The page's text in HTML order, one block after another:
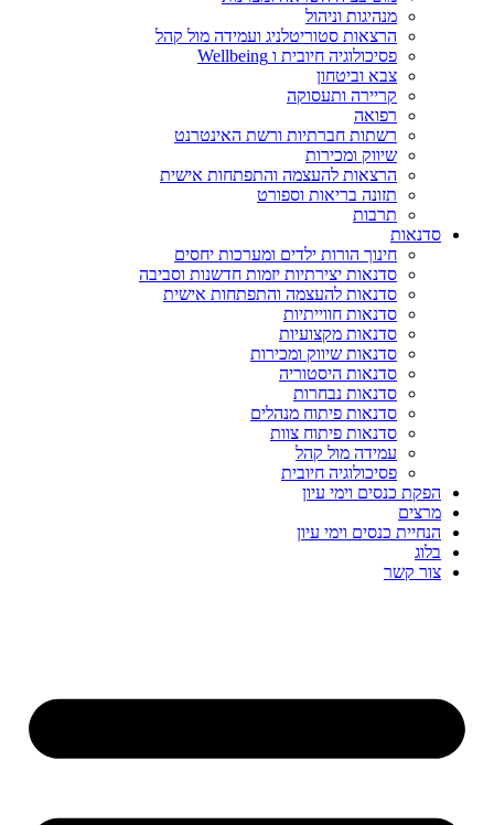
מנהיגות וניהול
הרצאות סטוריטלניג ועמידה מול קהל
פסיכולוגיה חיובית ו Wellbeing
צבא וביטחון
קריירה ותעסוקה
רפואה
רשתות חברתיות ורשת האינטרנט
שיווק ומכירות
הרצאות להעצמה והתפתחות אישית
תזונה בריאות וספורט
תרבות
סדנאות
חינוך הורות ילדים ומערכות יחסים
סדנאות יצירתיות יזמות חדשנות וסביבה
סדנאות להעצמה והתפתחות אישית
סדנאות חווייתיות
סדנאות מקצועיות
סדנאות שיווק ומכירות
סדנאות היסטוריה
סדנאות נבחרות
סדנאות פיתוח מנהלים
סדנאות פיתוח צוות
עמידה מול קהל
פסיכולוגיה חיובית
הפקת כנסים וימי עיון
מרצים
הנחיית כנסים וימי עיון
בלוג
צור קשר